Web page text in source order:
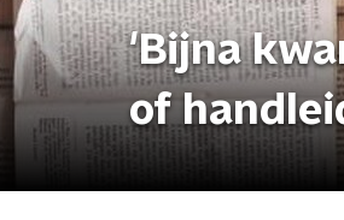
'Bijna
of